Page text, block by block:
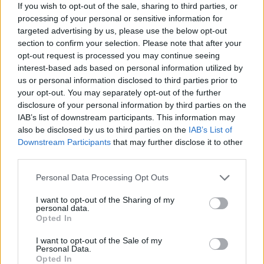
If you wish to opt-out of the sale, sharing to third parties, or
processing of your personal or sensitive information for
targeted advertising by us, please use the below opt-out
section to confirm your selection. Please note that after your
opt-out request is processed you may continue seeing
interest-based ads based on personal information utilized by
us or personal information disclosed to third parties prior to
your opt-out. You may separately opt-out of the further
disclosure of your personal information by third parties on the
IAB’s list of downstream participants. This information may
also be disclosed by us to third parties on the IAB’s List of
Downstream Participants that may further disclose it to other
Please note that this website/app uses one or more Google
not limited to your visit or usage behaviour. You may click to
grant or deny consent to Google and its third-party tags to
use your data for below specified purposes in below Google
consent section.
Personal Data Processing Opt Outs
I want to opt-out of the Sharing of my
personal data.
Opted In
I want to opt-out of the Sale of my
Personal Data.
Opted In
Sigue leyendo
CRIPTOMONEDAS
Cotización de criptomonedas: evolución y perspectivas en 2026
CRIPTOMONEDAS